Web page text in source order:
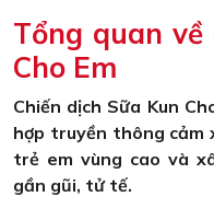
Tổng quan về
Cho Em
Chiến dịch Sữa Kun
hợp truyền thông cảm
trẻ em vùng cao và
gần gũi, tử tế.